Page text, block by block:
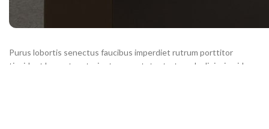
Purus lobortis senectus faucibus imperdiet rutrum porttitor
tincidunt laoreet parturient consectetur tortor ad adipiscing id a